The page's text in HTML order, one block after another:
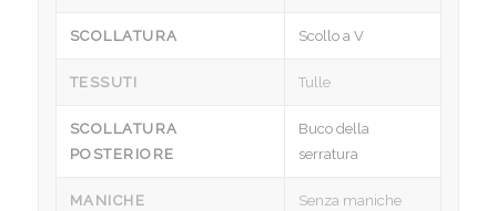
SCOLLATURA Scollo a V
TESSUTI Tulle
SCOLLATURA
POSTERIORE
Buco della
serratura
MANICHE Senza maniche